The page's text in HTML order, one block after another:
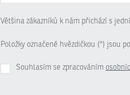
Většina zákazníků k nám přichází s
Položky označené hvězdičkou (*) jsou
Souhlasím se zpracováním